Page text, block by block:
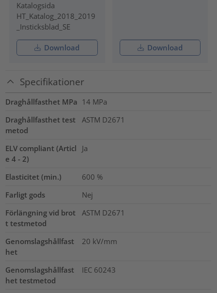
Katalogsida
HT_Katalog_2018_2019
_Insticksblad_SE
Download Download
Specifikationer
Draghållfasthet MPa 14 MPa
Draghållfasthet test
metod
ASTM D2671
ELV compliant (Articl
e 4 - 2)
Ja
Elasticitet (min.) 600 %
Farligt gods
Nej
Förlängning vid brot
t testmetod
ASTM D2671
Genomslagshållfast
het
20 kV/mm
Genomslagshållfast
het testmetod
IEC 60243